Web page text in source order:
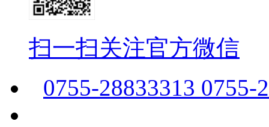
扫一扫关注官方微信
0755-28833313 0755-